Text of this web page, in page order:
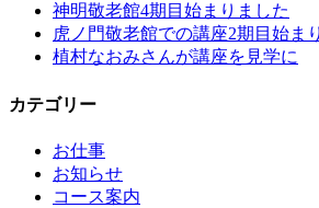
神明敬老館4期目始まりました
虎ノ門敬老館での講座2期目始ま
植村なおみさんが講座を見学に
カテゴリー
お仕事
お知らせ
コース案内